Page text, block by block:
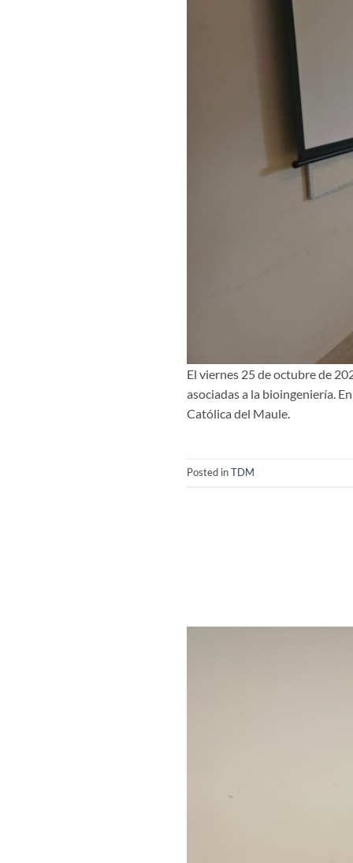
El viernes 25 de octubre de
asociadas a la bioingeniería.
Católica del Maule.
Posted inTDM